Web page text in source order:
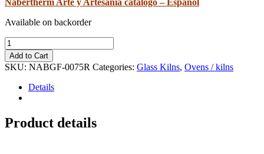
Available on backorder
Nabertherm
GF
75/R
Glass
oven
quantity
Add to Cart
SKU: NABGF-0075R Categories: Glass Kilns, Ovens / kilns
Details
Product details